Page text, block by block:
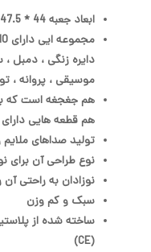
ابعاد جعبه 44 * 47.5 * 9.5 سانتی متر
دایره زنگی ، دمبل
موسیقی ، پروانه ،
هم جغجغه است که
هم قطعه هایی دارای
تولید صداهای
نوع طراحی آن برای
نوزادان به راحتی
سبک و کم وزن
ساخته شده از
(CE)